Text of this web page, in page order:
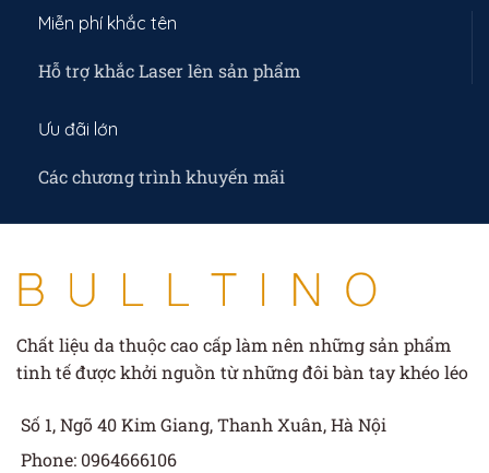
Miễn phí khắc tên
Hỗ trợ khắc Laser lên sản phẩm
Ưu đãi lớn
Các chương trình khuyến mãi
Chất liệu da thuộc cao cấp làm nên những sản phẩm
tinh tế được khởi nguồn từ những đôi bàn tay khéo léo
Số 1, Ngõ 40 Kim Giang, Thanh Xuân, Hà Nội
Phone: 0964666106